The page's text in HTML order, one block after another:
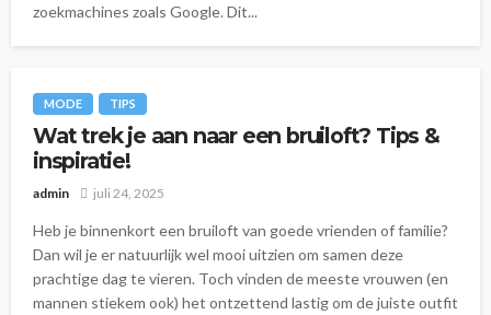
zoekmachines zoals Google. Dit...
MODE TIPS
Wat trek je aan naar een bruiloft? Tips &
inspiratie!
admin juli 24, 2025
Heb je binnenkort een bruiloft van goede vrienden of familie?
Dan wil je er natuurlijk wel mooi uitzien om samen deze
prachtige dag te vieren. Toch vinden de meeste vrouwen (en
mannen stiekem ook) het ontzettend lastig om de juiste outfit